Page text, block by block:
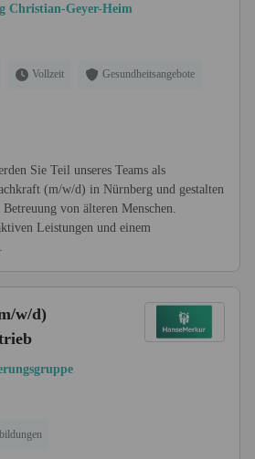
Christian-Geyer-Heim
Vollzeit Gesundheitsangebote
Sie Teil unseres Teams als
(m/w/d) in Nürnberg und gestalten
von älteren Menschen.
Leistungen und einem
w/d)